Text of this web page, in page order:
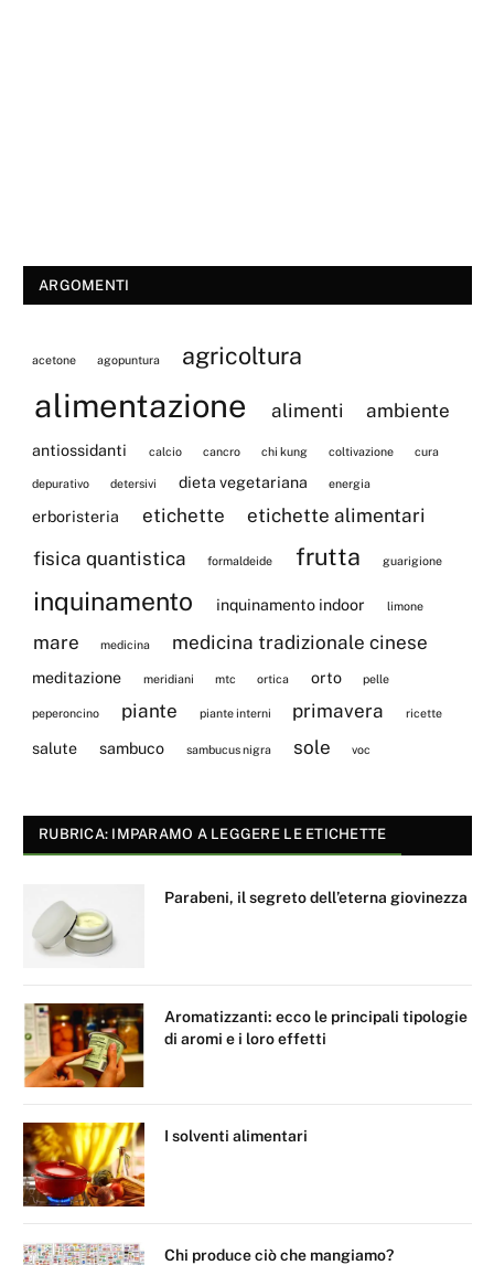
ARGOMENTI
acetone agopuntura agricoltura
alimentazione alimenti ambiente
antiossidanti calcio cancro chi kung coltivazione cura
depurativo detersivi dieta vegetariana energia
erboristeria etichette
etichette alimentari
fisica quantistica
formaldeide frutta guarigione
inquinamento inquinamento indoor limone
mare medicina medicina tradizionale cinese
meditazione meridiani mtc ortica orto pelle
peperoncino piante piante interni primavera ricette
salute sambuco sambucus nigra sole voc
RUBRICA: IMPARAMO A LEGGERE LE ETICHETTE
Parabeni, il segreto dell’eterna giovinezza
Aromatizzanti: ecco le principali tipologie
di aromi e i loro effetti
I solventi alimentari
Chi produce ciò che mangiamo?